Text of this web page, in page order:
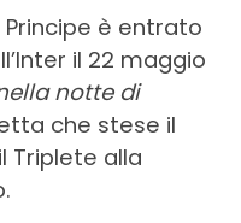
Principe è entrato
il 22 maggio
notte di
che stese il
Triplete alla